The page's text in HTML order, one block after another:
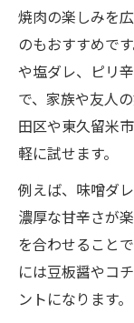
焼肉の楽しみを
のもおすすめで
や塩ダレ、ピリ
で、家族や友人
田区や東久留米
軽に試せます。
例えば、味噌ダ
濃厚な甘辛さが
を合わせること
には豆板醤やコ
ントになります。